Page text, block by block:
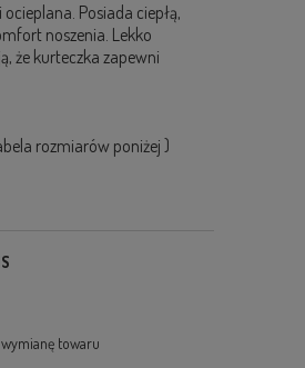
Posiada ciepłą,
noszenia. Lekko
że kurteczka zapewni
rozmiarów poniżej )
towaru